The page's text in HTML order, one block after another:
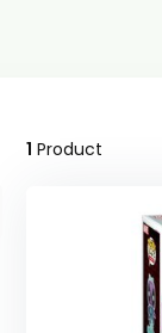
1 Product